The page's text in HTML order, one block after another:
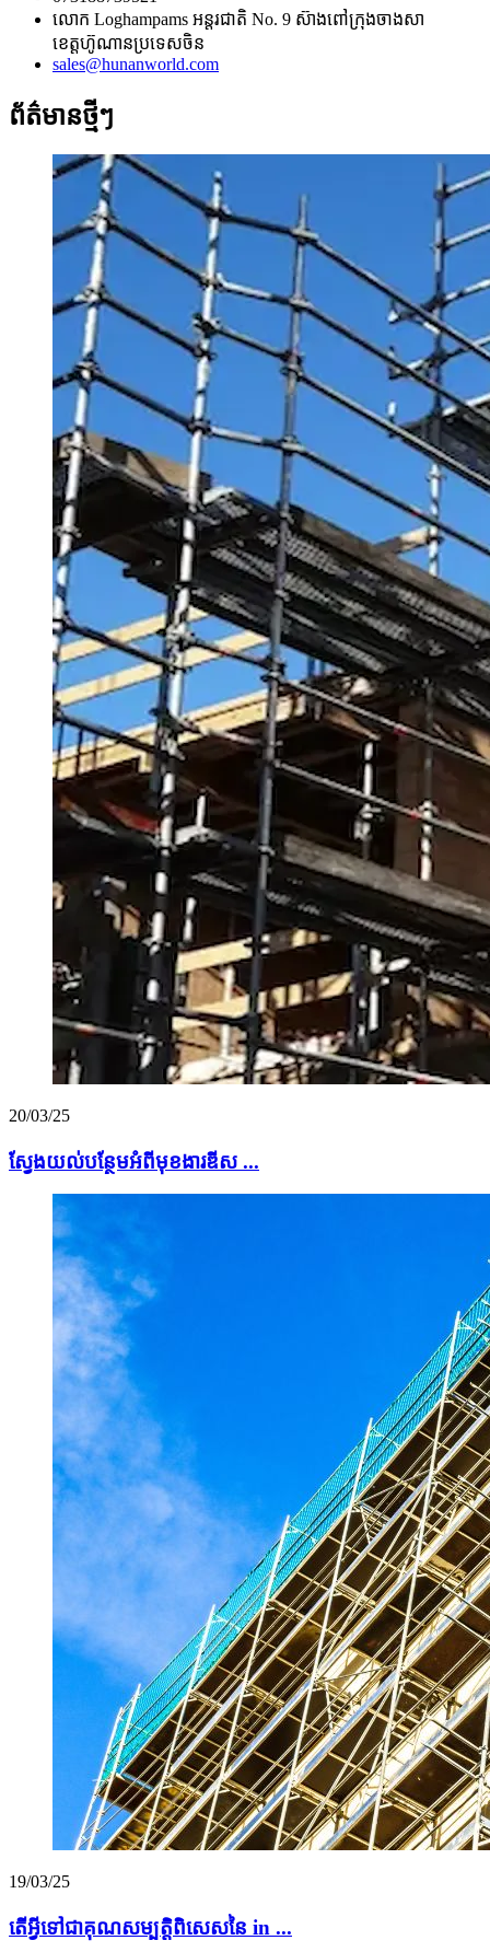
លោក Loghampams អន្តរជាតិ No. 9 ស៊ាងពៅក្រុងចាងសា
ខេត្តហ៊ូណានប្រទេសចិន
sales@hunanworld.com
ព័ត៌មានថ្មីៗ
20/03/25
ស្វែងយល់បន្ថែមអំពីមុខងារឌីស ...
19/03/25
តើអ្វីទៅជាគុណសម្បត្តិពិសេសនៃ in ...